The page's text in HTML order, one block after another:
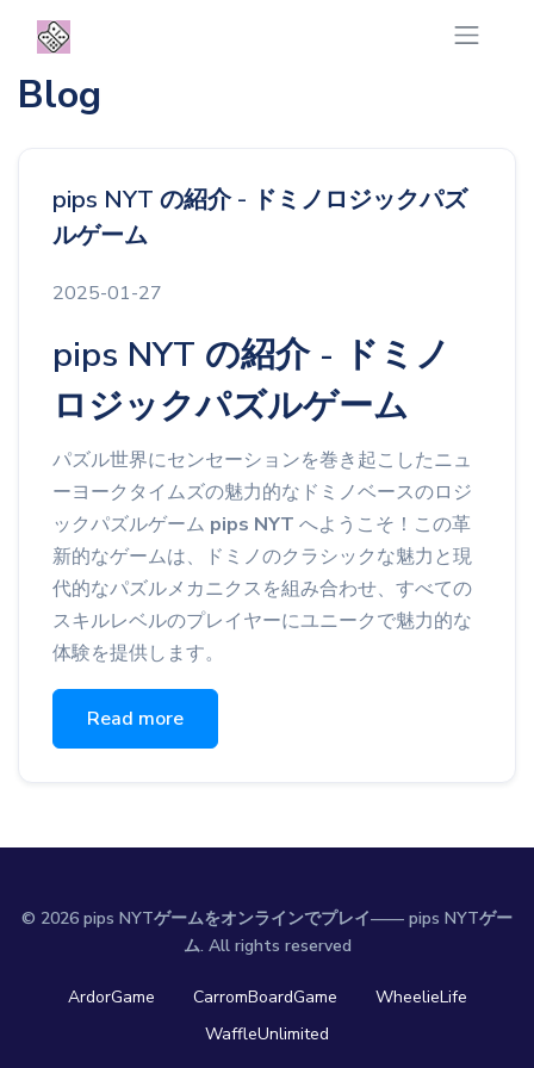
Blog
pips NYT の紹介 - ドミノロジックパズ
ルゲーム
2025-01-27
pips NYT の紹介 - ドミノ
ロジックパズルゲーム
パズル世界にセンセーションを巻き起こしたニュ
ーヨークタイムズの魅力的なドミノベースのロジ
ックパズルゲーム pips NYT へようこそ！この革
新的なゲームは、ドミノのクラシックな魅力と現
代的なパズルメカニクスを組み合わせ、すべての
スキルレベルのプレイヤーにユニークで魅力的な
体験を提供します。
Read more
© 2026 pips NYTゲームをオンラインでプレイ—— pips NYTゲー
ム. All rights reserved
ArdorGame CarromBoardGame
WheelieLife
WaffleUnlimited